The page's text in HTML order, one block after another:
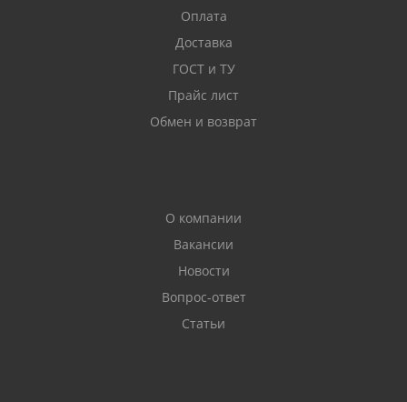
Оплата
Доставка
ГОСТ и ТУ
Прайс лист
Обмен и возврат
О компании
Вакансии
Новости
Вопрос-ответ
Статьи